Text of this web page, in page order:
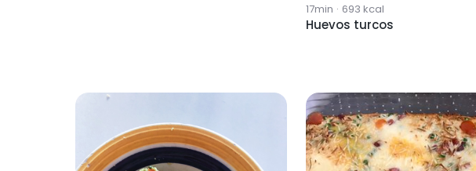
17min · 693 kcal
Huevos turcos